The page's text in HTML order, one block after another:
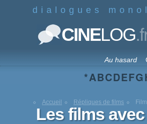
dialogues
CINELOG
Au hasard
*ABCDEFG
Accueil Répliques de films
Les films